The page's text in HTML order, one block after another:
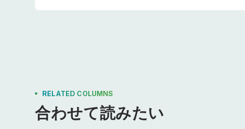
RELATED COLUMNS
合わせて読みたい